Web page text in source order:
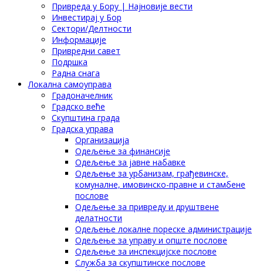
Привреда у Бору | Најновије вести
Инвестирај у Бор
Сектори/Делтности
Информације
Привредни савет
Подршка
Радна снага
Локална самоуправа
Градоначелник
Градско веће
Скупштина града
Градска управа
Организација
Одељење за финансије
Одељење за јавне набавке
Одељење за урбанизам, грађевинске,
комуналне, имовинско-правне и стамбене
послове
Одељење за привреду и друштвене
делатности
Одељење локалне пореске администрације
Одељење за управу и опште послове
Одељење за инспекцијске послове
Служба за скупштинске послове